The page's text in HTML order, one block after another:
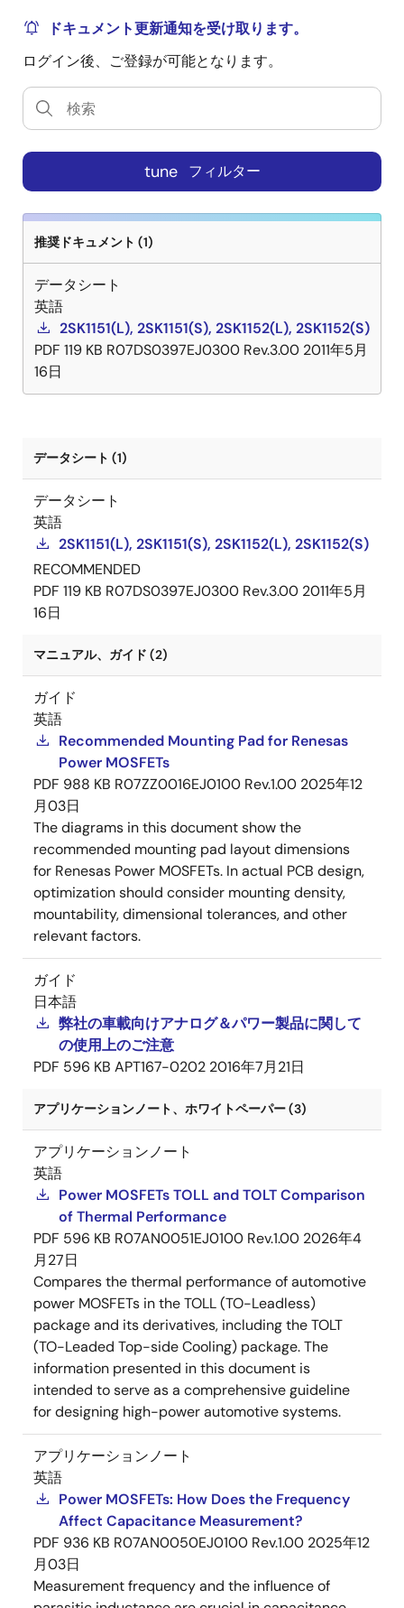
ドキュメント更新通知を受け取ります。
ログイン後、ご登録が可能となります。
tune フィルター
推奨ドキュメント (1)
データシート
英語
2SK1151(L), 2SK1151(S), 2SK1152(L), 2SK1152(S)
PDF 119 KB R07DS0397EJ0300 Rev.3.00 2011年5月
16日
データシート (1)
データシート
英語
2SK1151(L), 2SK1151(S), 2SK1152(L), 2SK1152(S)
RECOMMENDED
PDF 119 KB R07DS0397EJ0300 Rev.3.00 2011年5月
16日
マニュアル、ガイド (2)
ガイド
英語
Recommended Mounting Pad for Renesas
Power MOSFETs
PDF 988 KB R07ZZ0016EJ0100 Rev.1.00 2025年12
月03日
The diagrams in this document show the
recommended mounting pad layout dimensions
for Renesas Power MOSFETs. In actual PCB design,
optimization should consider mounting density,
mountability, dimensional tolerances, and other
relevant factors.
ガイド
日本語
弊社の車載向けアナログ＆パワー製品に関して
の使用上のご注意
PDF 596 KB APT167-0202 2016年7月21日
アプリケーションノート、ホワイトペーパー (3)
アプリケーションノート
英語
Power MOSFETs TOLL and TOLT Comparison
of Thermal Performance
PDF 596 KB R07AN0051EJ0100 Rev.1.00 2026年4
月27日
Compares the thermal performance of automotive
power MOSFETs in the TOLL (TO-Leadless)
package and its derivatives, including the TOLT
(TO-Leaded Top-side Cooling) package. The
information presented in this document is
intended to serve as a comprehensive guideline
for designing high-power automotive systems.
アプリケーションノート
英語
Power MOSFETs: How Does the Frequency
Affect Capacitance Measurement?
PDF 936 KB R07AN0050EJ0100 Rev.1.00 2025年12
月03日
Measurement frequency and the influence of